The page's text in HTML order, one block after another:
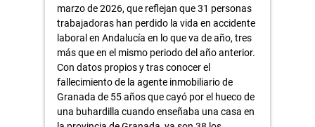
marzo de 2026, que reflejan que 31 personas
trabajadoras han perdido la vida en accidente
laboral en Andalucía en lo que va de año, tres
más que en el mismo periodo del año anterior.
Con datos propios y tras conocer el
fallecimiento de la agente inmobiliario de
Granada de 55 años que cayó por el hueco de
una buhardilla cuando enseñaba una casa en